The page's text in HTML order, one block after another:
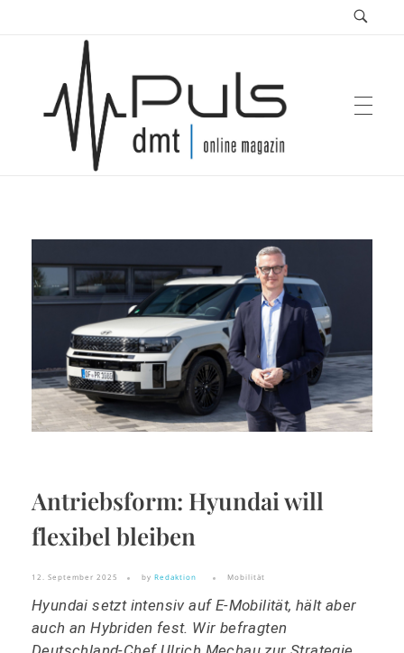
Antriebsform: Hyundai will
flexibel bleiben
12. September 2025 by Redaktion Mobilität
Hyundai setzt intensiv auf E-Mobilität, hält aber
auch an Hybriden fest. Wir befragten